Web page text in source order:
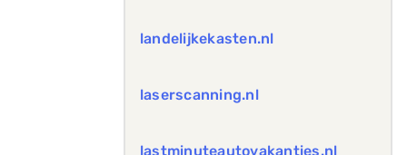
landelijkekasten.nl
laserscanning.nl
lastminuteautovakanties.nl